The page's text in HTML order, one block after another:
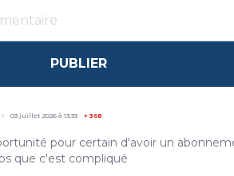
PUBLIER
03 juillet 2026 à 13:33 + 368
pour certain d'avoir un
que c'est compliqué